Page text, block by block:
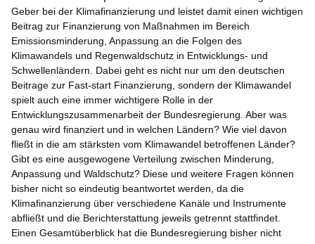
Geber bei der Klimafinanzierung und leistet damit einen wichtigen
Beitrag zur Finanzierung von Maßnahmen im Bereich
Emissionsminderung, Anpassung an die Folgen des
Klimawandels und Regenwaldschutz in Entwicklungs- und
Schwellenländern. Dabei geht es nicht nur um den deutschen
Beitrage zur Fast-start Finanzierung, sondern der Klimawandel
spielt auch eine immer wichtigere Rolle in der
Entwicklungszusammenarbeit der Bundesregierung. Aber was
genau wird finanziert und in welchen Ländern? Wie viel davon
fließt in die am stärksten vom Klimawandel betroffenen Länder?
Gibt es eine ausgewogene Verteilung zwischen Minderung,
Anpassung und Waldschutz? Diese und weitere Fragen können
bisher nicht so eindeutig beantwortet werden, da die
Klimafinanzierung über verschiedene Kanäle und Instrumente
abfließt und die Berichterstattung jeweils getrennt stattfindet.
Einen Gesamtüberblick hat die Bundesregierung bisher nicht